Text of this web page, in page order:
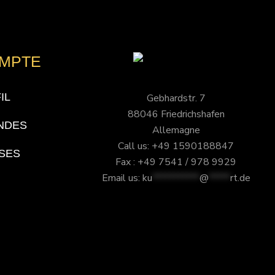
Gebhardstr. 7
88046 Friedrichshafen
Allemagne
Call us: +49 1590188847
Fax : +49 7541 / 978 9929
Email us: ku @ rt.de